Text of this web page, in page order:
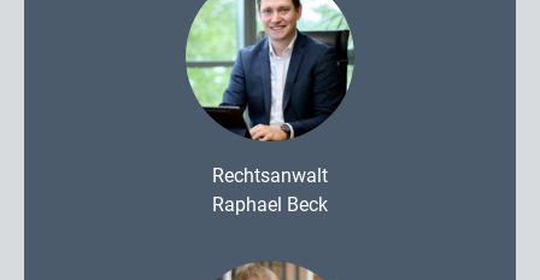
Rechtsanwalt
Raphael Beck